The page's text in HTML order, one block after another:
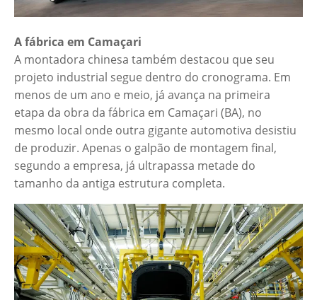
A fábrica em Camaçari
A montadora chinesa também destacou que seu
projeto industrial segue dentro do cronograma. Em
menos de um ano e meio, já avança na primeira
etapa da obra da fábrica em Camaçari (BA), no
mesmo local onde outra gigante automotiva desistiu
de produzir. Apenas o galpão de montagem final,
segundo a empresa, já ultrapassa metade do
tamanho da antiga estrutura completa.